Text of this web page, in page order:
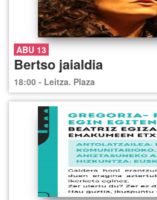
ABU 13
Bertso jaialdia
18:00 - Leitza. Plaza